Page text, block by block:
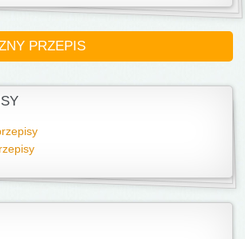
PRZEPIS